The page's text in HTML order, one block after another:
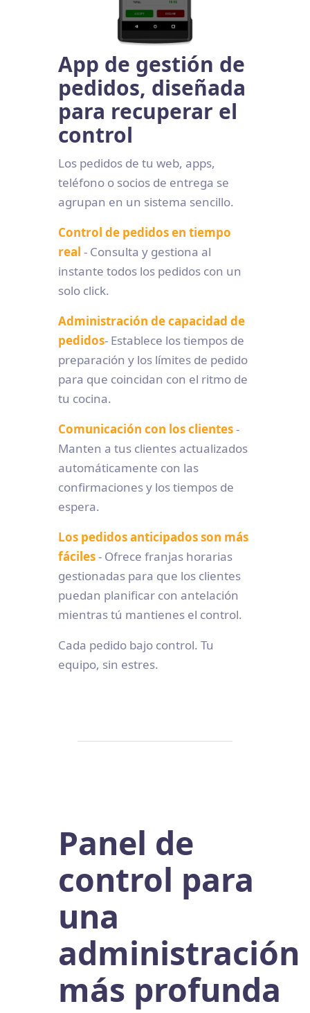
App de gestión de
pedidos, diseñada
para recuperar el
control
Los pedidos de tu web, apps,
teléfono o socios de entrega se
agrupan en un sistema sencillo.
Control de pedidos en tiempo
real - Consulta y gestiona al
instante todos los pedidos con un
solo click.
Administración de capacidad de
pedidos- Establece los tiempos de
preparación y los límites de pedido
para que coincidan con el ritmo de
tu cocina.
Comunicación con los clientes-
Manten a tus clientes actualizados
automáticamente con las
confirmaciones y los tiempos de
espera.
Los pedidos anticipados son más
fáciles- Ofrece franjas horarias
gestionadas para que los clientes
puedan planificar con antelación
mientras tú mantienes el control.
Cada pedido bajo control. Tu
equipo, sin estres.
Panel de
control para
una
administración
más profunda